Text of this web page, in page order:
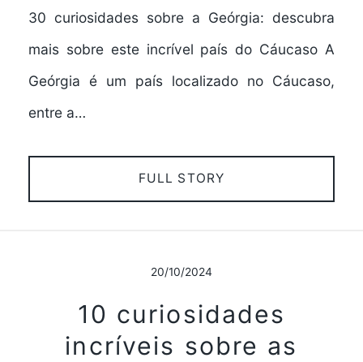
30 curiosidades sobre a Geórgia: descubra
mais sobre este incrível país do Cáucaso A
Geórgia é um país localizado no Cáucaso,
entre a…
FULL STORY
20/10/2024
10 curiosidades
incríveis sobre as